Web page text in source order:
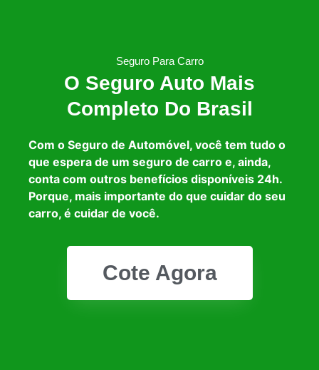
Seguro Para Carro
O Seguro Auto Mais
Completo Do Brasil
Com o Seguro de Automóvel, você tem tudo o
que espera de um seguro de carro e, ainda,
conta com outros benefícios disponíveis 24h.
Porque, mais importante do que cuidar do seu
carro, é cuidar de você.
Cote Agora